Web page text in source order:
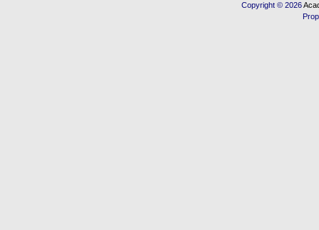
Copyright © 2026